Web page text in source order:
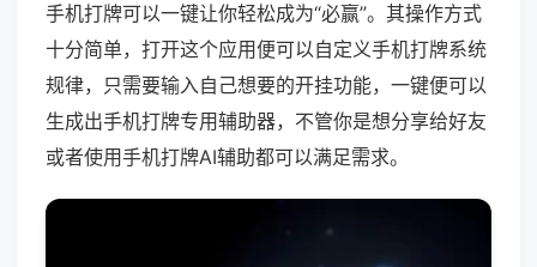
手机打牌可以一键让你轻松成为“必赢”。其操作方式
十分简单，打开这个应用便可以自定义手机打牌系统
规律，只需要输入自己想要的开挂功能，一键便可以
生成出手机打牌专用辅助器，不管你是想分享给好友
或者使用手机打牌AI辅助都可以满足需求。